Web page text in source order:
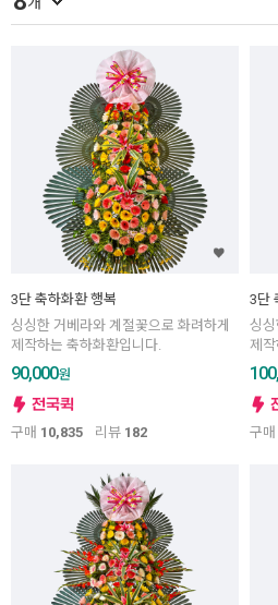
3단 축하화환 행복
싱싱한 거베라와 계절꽃으로 화려하게
제작하는 축하화환입니다.
90,000원
구매 10,835 리뷰 182
3단
싱싱
제
구매